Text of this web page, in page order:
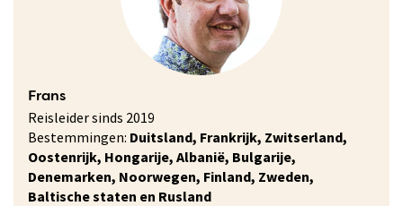
Frans
Reisleider sinds 2019
Bestemmingen: Duitsland, Frankrijk, Zwitserland,
Oostenrijk, Hongarije, Albanië, Bulgarije,
Denemarken, Noorwegen, Finland, Zweden,
Baltische staten en Rusland